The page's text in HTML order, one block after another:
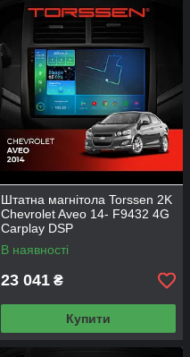
Штатна магнітола Torssen 2K
Chevrolet Aveo 14- F9432 4G
Carplay DSP
В наявності
23 041 ₴
Купити